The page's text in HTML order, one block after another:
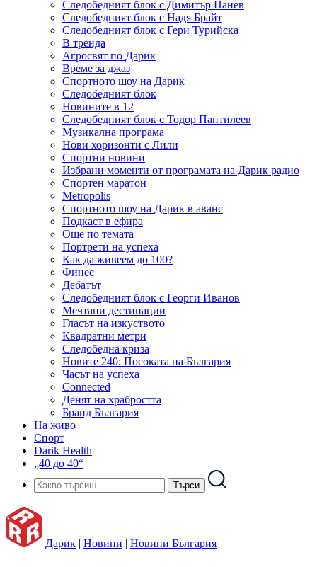
Следобедният блок с Димитър Панев
Следобедният блок с Надя Брайт
Следобедният блок с Гери Турийска
В тренда
Агросвят по Дарик
Време за джаз
Спортното шоу на Дарик
Следобедният блок
Новините в 12
Следобедният блок с Тодор Пантилеев
Музикална програма
Нови хоризонти с Лили
Спортни новини
Избрани моменти от програмата на Дарик радио
Спортен маратон
Metropolis
Спортното шоу на Дарик в аванс
Подкаст в ефира
Още по темата
Портрети на успеха
Как да живеем до 100?
Финес
Дебатът
Следобедният блок с Георги Иванов
Мечтани дестинации
Гласът на изкуството
Квадратни метри
Следобедна криза
Новите 240: Посоката на България
Часът на успеха
Connected
Денят на храбростта
Бранд България
На живо
Спорт
Darik Health
„40 до 40“
Дарик | Новини | Новини България